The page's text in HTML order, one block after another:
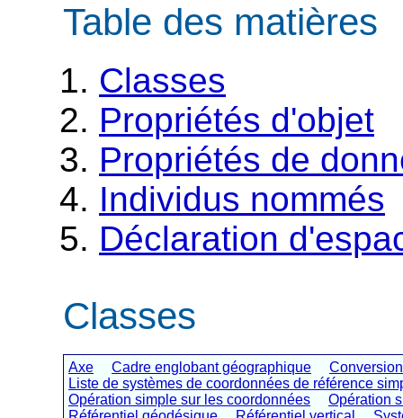
Table des matières
Classes
Propriétés d'objet
Propriétés de
Individus nommés
Déclaration
Classes
Axe Cadre englobant géographique
Conversion
Liste de systèmes de coordonnées de référence
Opération simple sur les coordonnées
Opération